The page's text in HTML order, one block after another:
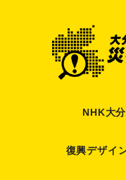
NHK大
復興デザイ